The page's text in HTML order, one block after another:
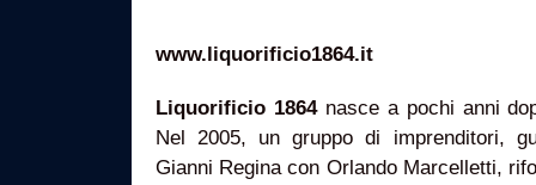
www.liquorificio1864.it
Liquorificio 1864nasce a pochi anni
Nel 2005, un gruppo di imprenditori,
Gianni Regina con Orlando Marcelletti,